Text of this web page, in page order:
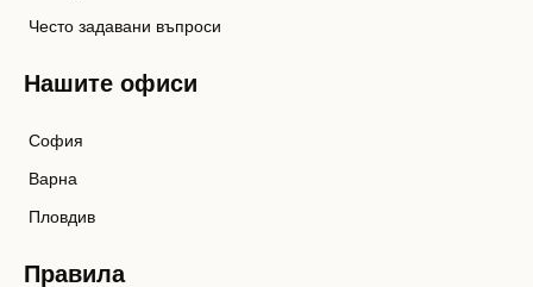
Често задавани въпроси
Нашите офиси
София
Варна
Пловдив
Правила